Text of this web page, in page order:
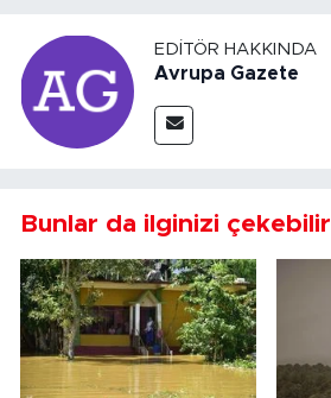
EDITÖR HAKKINDA
Avrupa Gazete
Bunlar da ilginizi çekebilir